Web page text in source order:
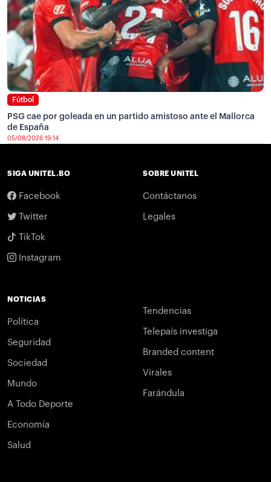
Fútbol
PSG cae por goleada en un partido amistoso ante el Mallorca
de España
05/08/2026 19:14
SIGA UNITEL.BO
Facebook
Twitter
TikTok
Instagram
SOBRE UNITEL
Contáctanos
Legales
NOTICIAS
Política
Seguridad
Sociedad
Mundo
A Todo Deporte
Economía
Salud
Tendencias
Telepaís investiga
Branded content
Virales
Farándula